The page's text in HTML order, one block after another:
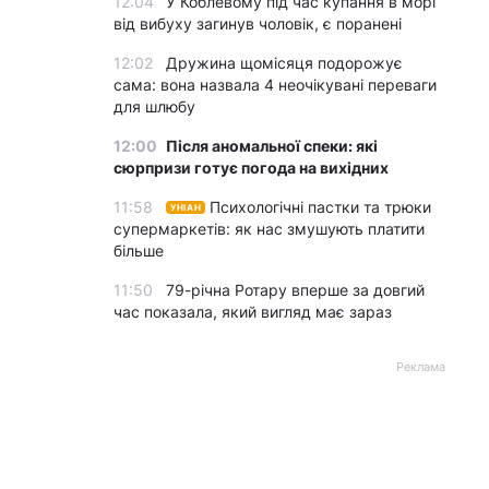
від вибуху загинув чоловік, є поранені
12:02
Дружина щомісяця подорожує
сама: вона назвала 4 неочікувані переваги
для шлюбу
12:00 Після аномальної спеки: які
сюрпризи готує погода на вихідних
11:58 УНІАН
Психологічні пастки та трюки
супермаркетів: як нас змушують платити
більше
11:50
79-річна Ротару вперше за довгий
час показала, який вигляд має зараз
Реклама